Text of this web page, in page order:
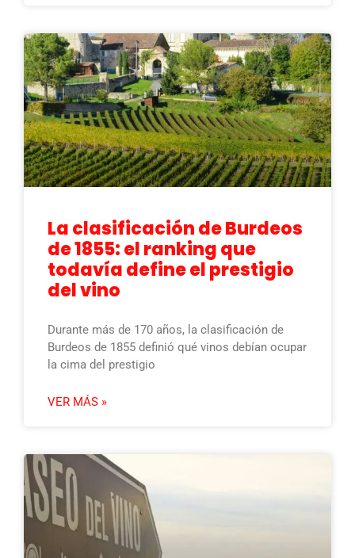
La clasificación de Burdeos
de 1855: el ranking que
todavía define el prestigio
del vino
Durante más de 170 años, la clasificación de
Burdeos de 1855 definió qué vinos debían ocupar
la cima del prestigio
VER MÁS »